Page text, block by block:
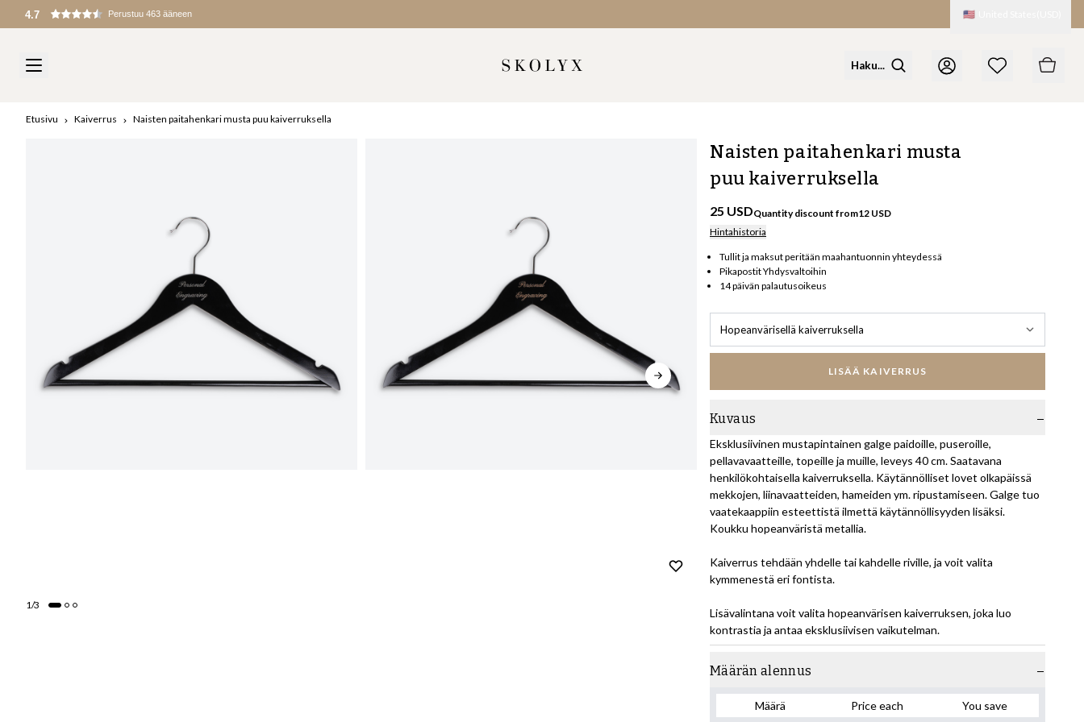
Tullit ja maksut peritään maahantuonnin yhteydessä 🇺🇸
Etusivu Kaiverrus Naisten paitahenkari musta puu kaiverruksella
1/3
Naisten paitahenkari musta
puu kaiverruksella
25 USDQuantity discount from12 USD
Hintahistoria
Tullit ja maksut peritään maahantuonnin yhteydessä
Pikapostit Yhdysvaltoihin
14 päivän palautusoikeus
Hopeanvärisellä kaiverruksella
LISÄÄ KAIVERRUS
Kuvaus
Eksklusiivinen mustapintainen galge paidoille, puseroille,
pellavavaatteille, topeille ja muille, leveys 40 cm. Saatavana
henkilökohtaisella kaiverruksella. Käytännölliset lovet olkapäissä
mekkojen, liinavaatteiden, hameiden ym. ripustamiseen. Galge tuo
vaatekaappiin esteettistä ilmettä käytännöllisyyden lisäksi.
Koukku hopeanväristä metallia.
Kaiverrus tehdään yhdelle tai kahdelle riville, ja voit valita
kymmenestä eri fontista.
Lisävalintana voit valita hopeanvärisen kaiverruksen, joka luo
kontrastia ja antaa eksklusiivisen vaikutelman.
Määrän alennus
Määrä Price each You save